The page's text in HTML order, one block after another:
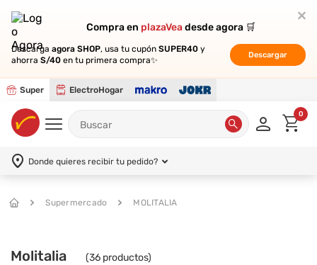
Compra en plazaVeadesde agora 🛒
Descarga agora SHOP, usa tu cupón SUPER40 y
ahorra S/40 en tu primera compra✨
Descargar
Super ElectroHogar
Compra en plazaVeadesde agora 🛒
Descarga agora SHOP, usa tu cupón SUPER40 y
ahorra S/40 en tu primera compra✨
Descargar
0
Donde quieres recibir tu pedido?
Supermercado MOLITALIA
Molitalia (36 productos)